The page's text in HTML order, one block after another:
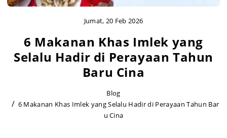
Jumat, 20 Feb 2026
6 Makanan Khas Imlek yang
Selalu Hadir di Perayaan Tahun
Baru Cina
Blog
6 Makanan Khas Imlek yang Selalu Hadir di Perayaan Tahun Bar
u Cina